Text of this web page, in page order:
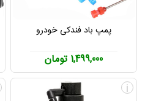
پمپ باد فندکی خودرو
1,499,000 تومان
i